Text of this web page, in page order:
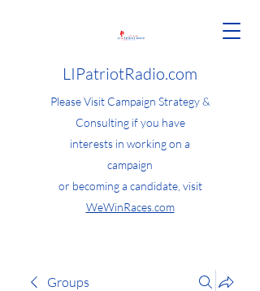
LIPatriotRadio.com
Please Visit Campaign Strategy &
Consulting if you have
interests in working on a
campaign
or becoming a candidate, visit
WeWinRaces.com
Groups